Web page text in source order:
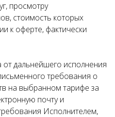
просмотру
стоимость которых
к оферте, фактически
от дальнейшего исполнения
требования о
на выбранном тарифе за
почту и
Исполнителем,